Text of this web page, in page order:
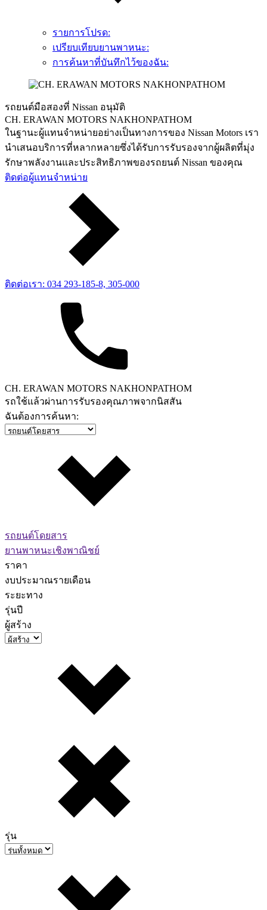
รายการโปรด:
เปรียบเทียบยานพาหนะ:
การค้นหาที่บันทึกไว้ของฉัน:
รถยนต์มือสองที่ Nissan อนุมัติ
CH. ERAWAN MOTORS NAKHONPATHOM
ในฐานะผู้แทนจำหน่ายอย่างเป็นทางการของ Nissan Motors เรา
นำเสนอบริการที่หลากหลายซึ่งได้รับการรับรองจากผู้ผลิตที่มุ่ง
รักษาพลังงานและประสิทธิภาพของรถยนต์ Nissan ของคุณ
ติดต่อผู้แทนจำหน่าย
ติดต่อเรา: 034 293-185-8, 305-000
CH. ERAWAN MOTORS NAKHONPATHOM
รถใช้แล้วผ่านการรับรองคุณภาพจากนิสสัน
ฉันต้องการค้นหา:
รถยนต์โดยสาร
ยานพาหนะเชิงพาณิชย์
ราคา
งบประมาณรายเดือน
ระยะทาง
รุ่นปี
ผู้สร้าง
รุ่น